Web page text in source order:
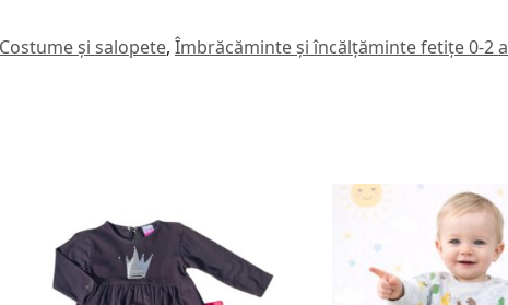
Costume și salopete, Îmbrăcăminte și încălțăminte fetițe 0-2